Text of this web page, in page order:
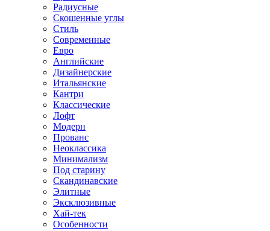
Радиусные
Скошенные углы
Стиль
Современные
Евро
Английские
Дизайнерские
Итальянские
Кантри
Классические
Лофт
Модерн
Прованс
Неоклассика
Минимализм
Под старину
Скандинавские
Элитные
Эксклюзивные
Хай-тек
Особенности